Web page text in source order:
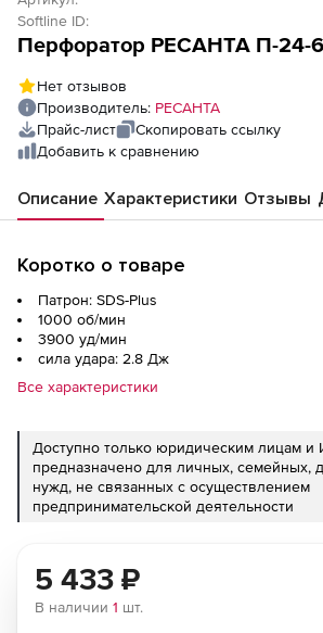
Softline ID:
Перфоратор РЕСАНТА П-24-
Нет отзывов
Производитель: РЕСАНТА
Прайс-лист
Скопировать ссылку
Добавить к сравнению
Описание Характеристики Отзывы
Коротко о товаре
Патрон: SDS-Plus
1000 об/мин
3900 уд/мин
сила удара: 2.8 Дж
Все характеристики
Доступно только юридическим лицам и
предназначено для личных, семейных,
нужд, не связанных с осуществлением
предпринимательской деятельности
5 433 ₽
В наличии 1 шт.